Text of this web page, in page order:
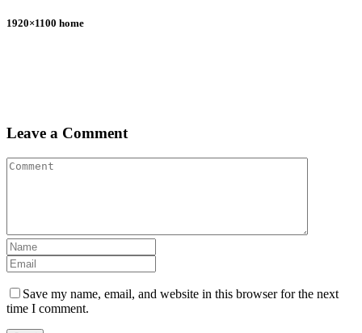
1920×1100 home
Leave a Comment
Save my name, email, and website in this browser for the next
time I comment.